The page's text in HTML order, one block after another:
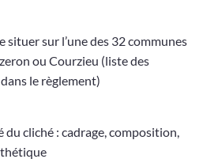
situer sur l’une des 32 communes
ou Courzieu (liste des
le règlement)
cliché : cadrage, composition,